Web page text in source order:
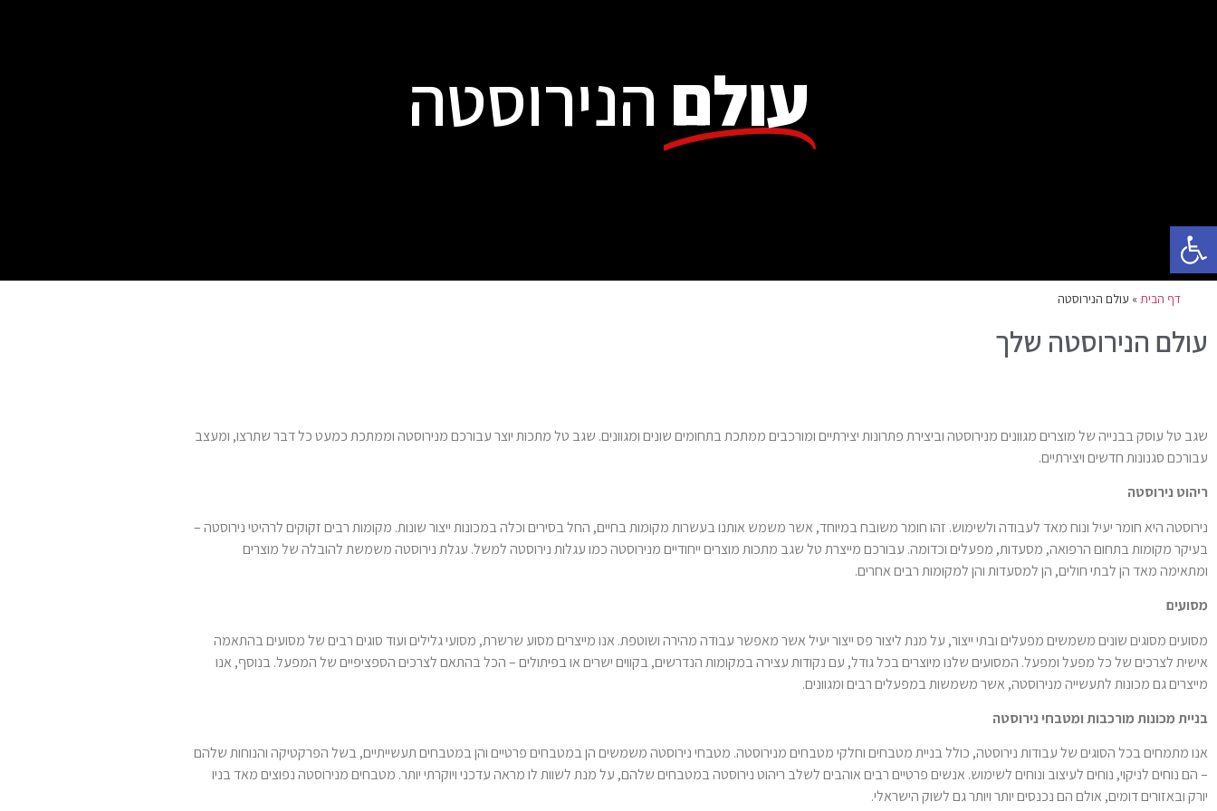
פתח סרגל נגישות
עולם הנירוסטה
דף הבית» עולם הנירוסטה
עולם הנירוסטה שלך
שגב טל עוסק בבנייה של מוצרים מגוונים מנירוסטה וביצירת פתרונות יצירתיים ומורכבים ממתכת בתחומים שונים ומגוונים. שגב טל מתכות יוצר עבורכם מנירוסטה וממתכת כמעט כל דבר שתרצו, ומעצב
עבורכם סגנונות חדשים ויצירתיים.
ריהוט נירוסטה
נירוסטה היא חומר יעיל ונוח מאד לעבודה ולשימוש. זהו חומר משובח במיוחד, אשר משמש אותנו בעשרות מקומות בחיים, החל בסירים וכלה במכונות ייצור שונות. מקומות רבים זקוקים לרהיטי נירוסטה –
בעיקר מקומות בתחום הרפואה, מסעדות, מפעלים וכדומה. עבורכם מייצרת טל שגב מתכות מוצרים ייחודיים מנירוסטה כמו עגלות נירוסטה למשל. עגלת נירוסטה משמשת להובלה של מוצרים
ומתאימה מאד הן לבתי חולים, הן למסעדות והן למקומות רבים אחרים.
מסועים
מסועים מסוגים שונים משמשים מפעלים ובתי ייצור, על מנת ליצור פס ייצור יעיל אשר מאפשר עבודה מהירה ושוטפת. אנו מייצרים מסוע שרשרת, מסועי גלילים ועוד סוגים רבים של מסועים בהתאמה
אישית לצרכים של כל מפעל ומפעל. המסועים שלנו מיוצרים בכל גודל, עם נקודות עצירה במקומות הנדרשים, בקווים ישרים או בפיתולים – הכל בהתאם לצרכים הספציפיים של המפעל. בנוסף, אנו
מייצרים גם מכונות לתעשייה מנירוסטה, אשר משמשות במפעלים רבים ומגוונים.
בניית מכונות מורכבות ומטבחי נירוסטה
אנו מתמחים בכל הסוגים של עבודות נירוסטה, כולל בניית מטבחים וחלקי מטבחים מנירוסטה. מטבחי נירוסטה משמשים הן במטבחים פרטיים והן במטבחים תעשייתיים, בשל הפרקטיקה והנוחות שלהם
– הם נוחים לניקוי, נוחים לעיצוב ונוחים לשימוש. אנשים פרטיים רבים אוהבים לשלב ריהוט נירוסטה במטבחים שלהם, על מנת לשוות לו מראה עדכני ויוקרתי יותר. מטבחים מנירוסטה נפוצים מאד בניו
יורק ובאזורים דומים, אולם הם נכנסים יותר ויותר גם לשוק הישראלי.